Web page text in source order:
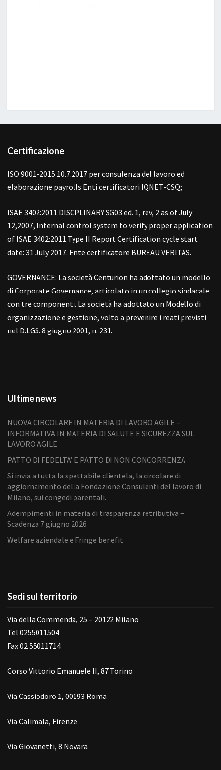
Certificazione
ISO 9001-2015 10.7.2017 per consulenza del lavoro ed
elaborazione payrolls Enti certificatori IQNET-CSQ;
ISAE 3402:2011 DISCPLINARY SG03 ed. 1, rev, 2 as of July
12,2007, Internal control system to verify proper application
of ISAE 3402:2011 Type II Report Certification cycle start
date: 31 July 2017. Ente certificatore BUREAU VERITAS.
GOVERNANCE: La società Centurion ha adottato un modello
di Corporate Governance, articolato in un collegio sindacale
con tre componenti. La società ha adottato un Modello di
organizzazione e gestione, volto a prevenire i reati previsti
nel D.LGS. 8 giugno 2001, n. 231.
Ultime news
NUOVA CIRCOLARE IN MATERIA DI LAVORO AGILE –
INFORMATIVA IN MATERIA DI SALUTE E SICUREZZA SUL
LAVORO AGILE
PATTO DI FEDELTA’ E PATTO DI NON CONCORRENZA
Si invia a tutta la spettabile clientela, la circolare di
aggiornamento della Fondazione Consulenti del lavoro di
Milano, sui congedi parentali.
Adempimenti in materia di trasparenza retributiva –
Scadenza 7 giugno 2026
Welfare aziendale e Fringe benefit
Sedi sul territorio
Via della Commenda, 25 – 20122 Milano
Tel 0255011504
Fax 02 55011714
Corso Vittorio Emanuele II, 87 Torino
Via Cassiodoro 1, 00193 Roma
Via Calimala, Firenze
Via Giovanetti, 8 Novara